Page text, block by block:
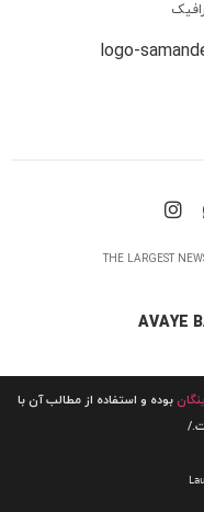
THE LARGEST
AVAYE
بوده و استفاده از مطالب آن با